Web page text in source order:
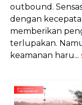
outbound.
dengan
memberikan
terlupakan.
keamanan haru...